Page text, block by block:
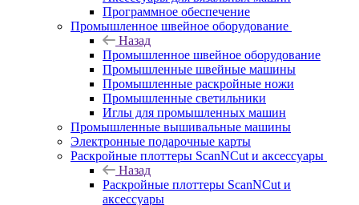
Программное обеспечение
Промышленное швейное оборудование
Назад
Промышленное швейное оборудование
Промышленные швейные машины
Промышленные раскройные ножи
Промышленные светильники
Иглы для промышленных машин
Промышленные вышивальные машины
Электронные подарочные карты
Раскройные плоттеры ScanNCut и аксессуары
Назад
Раскройные плоттеры ScanNCut и
аксессуары